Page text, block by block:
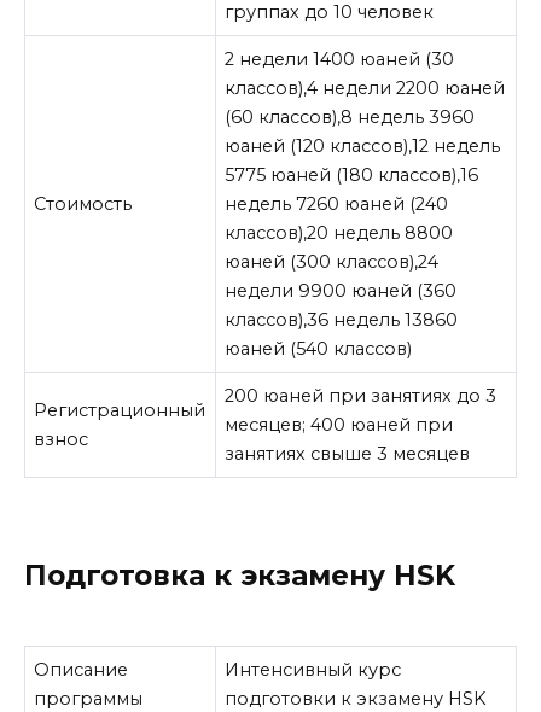
группах до 10 человек
Стоимость
2 недели 1400 юаней (30
классов),4 недели 2200 юаней
(60 классов),8 недель 3960
юаней (120 классов),12 недель
5775 юаней (180 классов),16
недель 7260 юаней (240
классов),20 недель 8800
юаней (300 классов),24
недели 9900 юаней (360
классов),36 недель 13860
юаней (540 классов)
Регистрационный
взнос
200 юаней при занятиях до 3
месяцев; 400 юаней при
занятиях свыше 3 месяцев
Подготовка к экзамену HSK
Описание
программы
Интенсивный курс
подготовки к экзамену HSK